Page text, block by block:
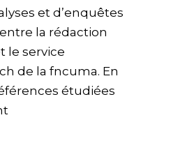
et d’enquêtes
la rédaction
le service
de la fncuma. En
étudiées